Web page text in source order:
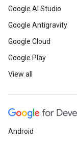
Google AI Studio
Google Antigravity
Google Cloud
Google Play
View all
Android